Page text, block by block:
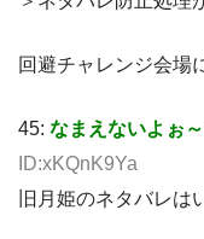
回避チャレンジ会場
45: なまえないよぉ～
ID:xKQnK9Ya
旧月姫のネタバレは